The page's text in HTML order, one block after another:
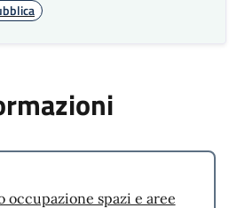
occupazione spazi e aree